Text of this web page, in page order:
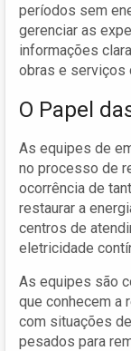
períodos sem
gerenciar as
informações
obras e serviços
O Papel
As equipes de
no processo de
ocorrência de
restaurar a
centros de
eletricidade
As equipes são
que conhecem a
com situações
pesados para